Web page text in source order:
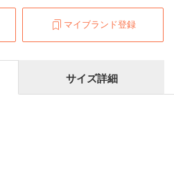
マイブランド登録
サイズ詳細